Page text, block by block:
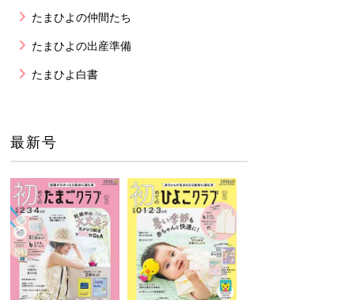
たまひよの仲間たち
たまひよの出産準備
たまひよ白書
最新号